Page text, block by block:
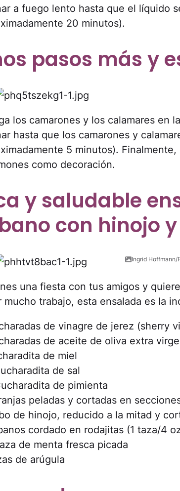
a fuego lento hasta que el líquido
20 minutos).
pasos más y
los camarones y los calamares en
hasta que los camarones y
5 minutos).
como decoración.
y saludable
con hinojo
Ingrid
una fiesta con tus amigos y
mucho trabajo, esta ensalada es la
de vinagre de jerez (sherry
de aceite de oliva extra
de miel
de sal
de pimienta
peladas y cortadas en
de hinojo, reducido a la mitad y
cordado en rodajitas (1 taza/4
de menta fresca picada
de arúgula